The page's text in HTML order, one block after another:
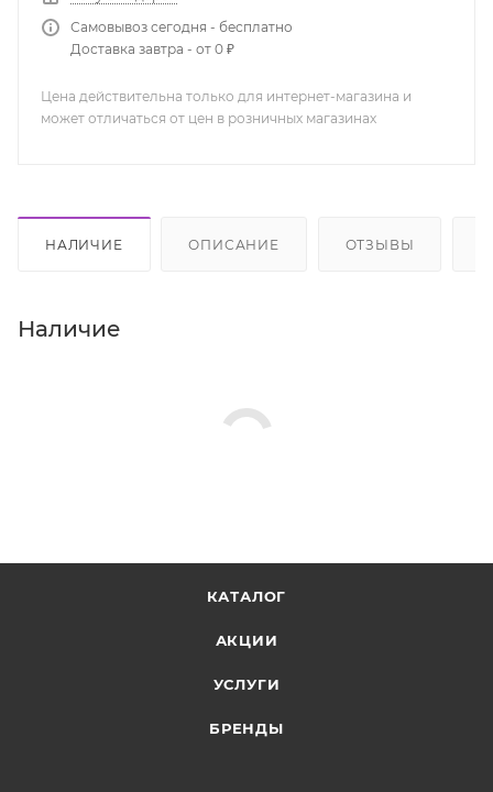
Самовывоз сегодня - бесплатно
Доставка завтра - от 0 ₽
Цена действительна только для интернет-магазина и
может отличаться от цен в розничных магазинах
НАЛИЧИЕ ОПИСАНИЕ ОТЗЫВЫ
Наличие
КАТАЛОГ
АКЦИИ
УСЛУГИ
БРЕНДЫ